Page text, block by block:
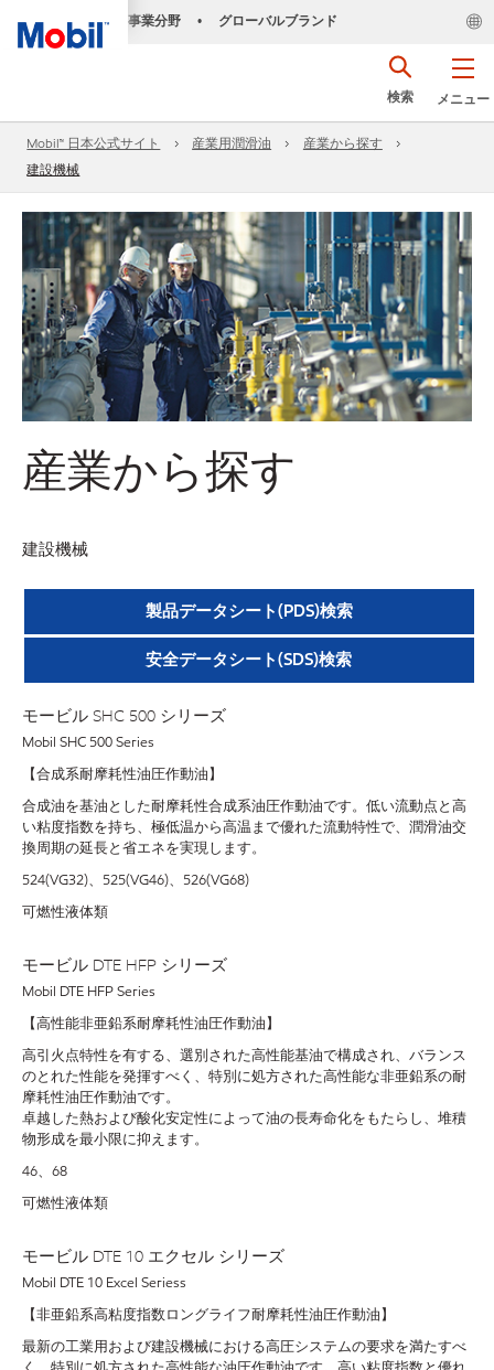
事業分野 • グローバルブランド
メニュー
検索
Mobil™ 日本公式サイト 産業用潤滑油
産業から探す
建設機械
産業から探す
建設機械
製品データシート(PDS)検索
安全データシート(SDS)検索
モービル SHC 500 シリーズ
Mobil SHC 500 Series
【合成系耐摩耗性油圧作動油】
合成油を基油とした耐摩耗性合成系油圧作動油です。低い流動点と高
い粘度指数を持ち、極低温から高温まで優れた流動特性で、潤滑油交
換周期の延長と省エネを実現します。
524(VG32)、525(VG46)、526(VG68)
可燃性液体類
モービル DTE HFP シリーズ
Mobil DTE HFP Series
【高性能非亜鉛系耐摩耗性油圧作動油】
高引火点特性を有する、選別された高性能基油で構成され、バランス
のとれた性能を発揮すべく、特別に処方された高性能な非亜鉛系の耐
摩耗性油圧作動油です。
卓越した熱および酸化安定性によって油の長寿命化をもたらし、堆積
物形成を最小限に抑えます。
46、68
可燃性液体類
モービル DTE 10 エクセル シリーズ
Mobil DTE 10 Excel Seriess
【非亜鉛系高粘度指数ロングライフ耐摩耗性油圧作動油】
最新の工業用および建設機械における高圧システムの要求を満たすべ